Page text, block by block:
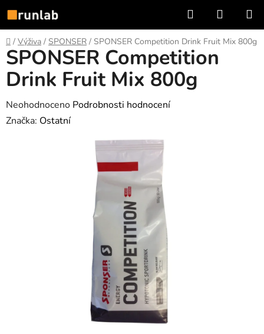
na
obsah
Hledat
KOŠÍK
Domů
/ Výživa / SPONSER / SPONSER Competition Drink Fruit Mix 800g
SPONSER Competition
Drink Fruit Mix 800g
Průměrné
hodnocení
Neohodnoceno Podrobnosti hodnocení
Značka: Ostatní